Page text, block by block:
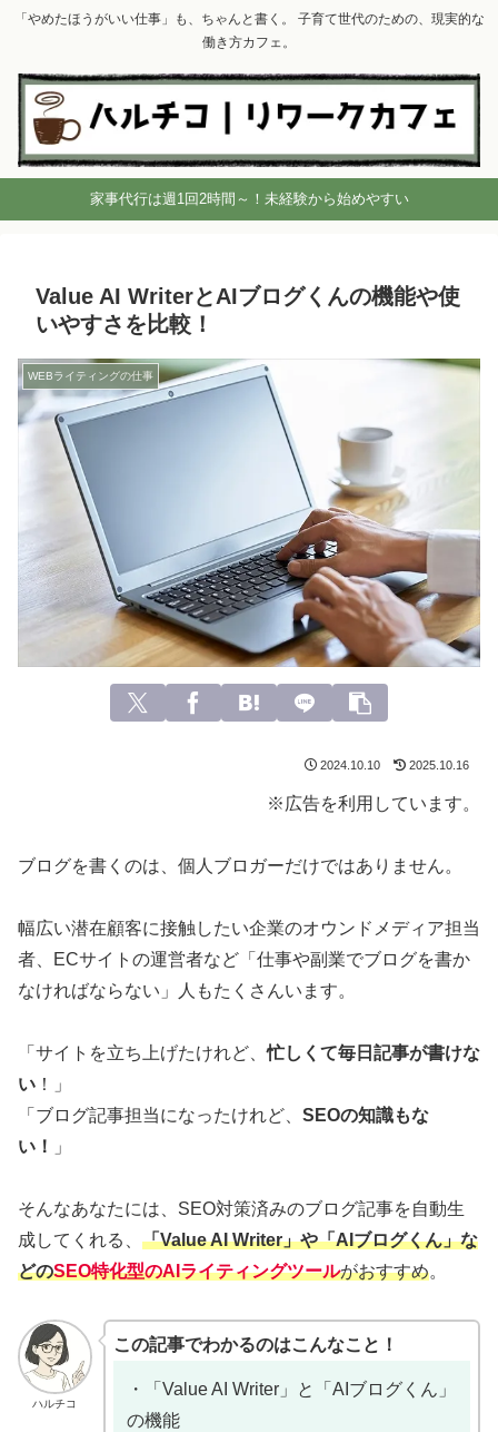
「やめたほうがいい仕事」も、ちゃんと書く。 子育て世代のための、現実的な
働き方カフェ。
家事代行は週1回2時間～！未経験から始めやすい
Value AI WriterとAIブログくんの機能や使
いやすさを比較！
WEBライティングの仕事
2024.10.10 2025.10.16
※広告を利用しています。
ブログを書くのは、個人ブロガーだけではありません。
幅広い潜在顧客に接触したい企業のオウンドメディア担当
者、ECサイトの運営者など「仕事や副業でブログを書か
なければならない」人もたくさんいます。
「サイトを立ち上げたけれど、忙しくて毎日記事が書けな
い ！」
「ブログ記事担当になったけれど、 SEOの知識もな
い！
」
そんなあなたには、SEO対策済みのブログ記事を自動生
成してくれる、 「Value AI Writer」や「AIブログくん」な
どのSEO特化型のAIライティングツールがおすすめ。
ハルチコ
この記事でわかるのはこんなこと！
・「Value AI Writer」と「AIブログくん」
の機能